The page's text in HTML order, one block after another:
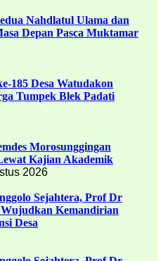
Nahdlatul Ulama dan
Depan Pasca Muktamar
185 Desa Watudakon
Tumpek Blek Padati
Morosunggingan
Kajian Akademik
2026
Sejahtera, Prof Dr
Kemandirian
Desa